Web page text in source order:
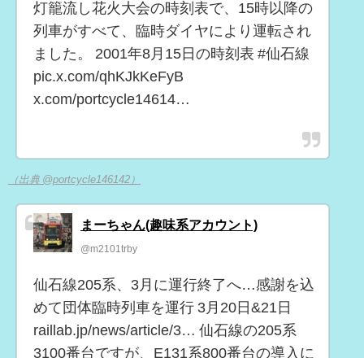
灯籠流し花火大会の時刻表で、15時以降の
列車がすべて、臨時ダイヤにより運転され
ました。 2001年8月15日の時刻表 #仙石線
pic.x.com/qhKJkKeFyB
x.com/portcycle14614…
（出典 @portcycle146142）
まーちゃん(趣味系アカウント)
@m2101trby
仙石線205系、3月に運行終了へ…感謝を込
めて団体臨時列車を運行 3月20日&21日
raillab.jp/news/article/3… 仙石線の205系
3100番台ですが、E131系800番台の導入に